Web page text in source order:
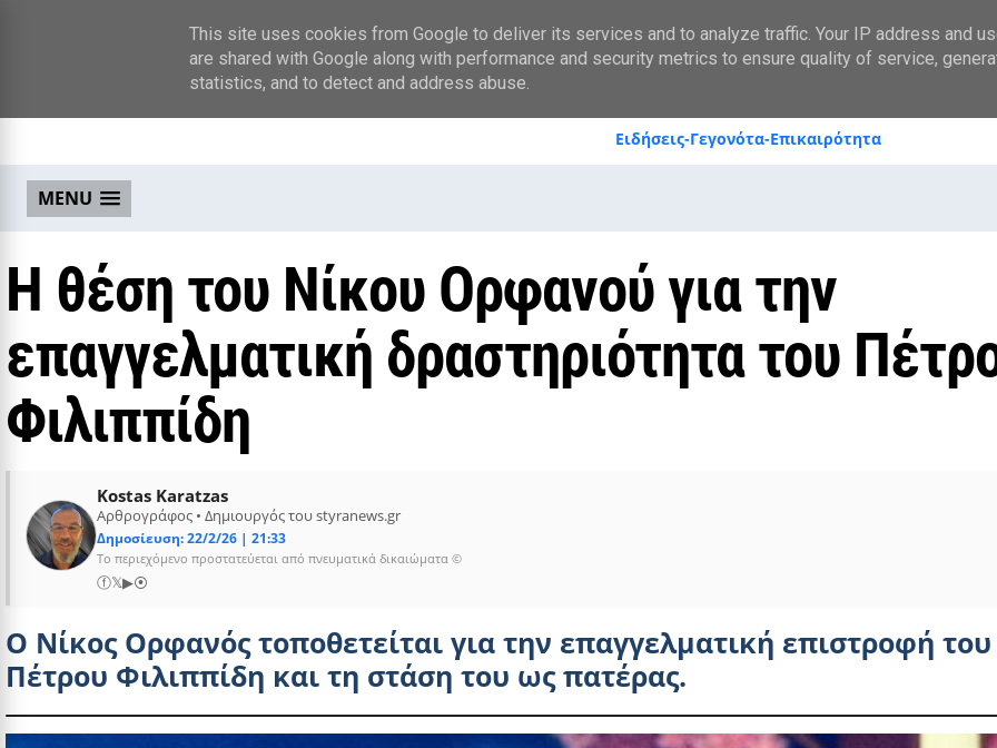
styranews.gr
Ειδήσεις-Γεγονότα-Επικαιρότητα
MENU
Η θέση του Νίκου Ορφανού για την
επαγγελματική δραστηριότητα του
Φιλιππίδη
Kostas Karatzas
Αρθρογράφος • Δημιουργός του styranews.gr
Δημοσίευση: 22/2/26 | 21:33
Το περιεχόμενο προστατεύεται από πνευματικά δικαιώματα ©
ⓕ𝕏▶⦿
Ο Νίκος Ορφανός τοποθετείται για την επαγγελματική επιστροφή του
Πέτρου Φιλιππίδη και τη στάση του ως πατέρας.
This site uses cookies from Google to deliver its services and to analyze traffic. Your IP address and
are shared with Google along with performance and security metrics to ensure quality of service,
statistics, and to detect and address abuse.